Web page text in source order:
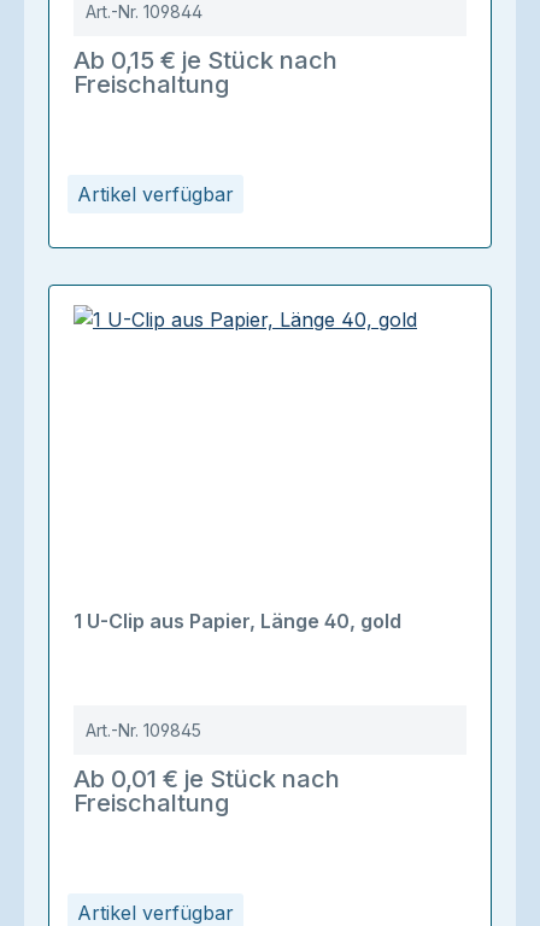
Artikel verfügbar
Art.-Nr. 109844
Ab 0,15 € je Stück nach
Freischaltung
Artikel verfügbar
1 U-Clip aus Papier, Länge 40, gold
Art.-Nr. 109845
Ab 0,01 € je Stück nach
Freischaltung